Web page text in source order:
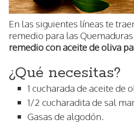
En las siguientes líneas te
remedio para las
remedio con aceite de oliva
¿Qué necesitas?
1 cucharada de aceite de
1/2 cucharadita de sal
Gasas de algodón.